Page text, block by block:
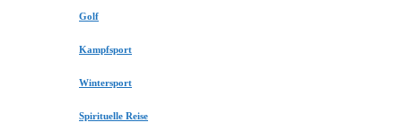
Golf
Kampfsport
Wintersport
Spirituelle Reise